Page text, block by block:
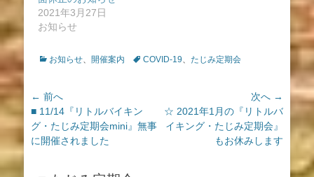
2021年3月27日
お知らせ
カ
リ
ー
お知らせ、 開催案内
タ COVID-19、 たじみ定期会
投
稿
ナ
ビ
← 前へ
前
の
投
■ 11/14『リトルバイキン
グ・たじみ定期会mini』無事
に開催されました
次へ →
次
の
☆ 2021年1月の『リトルバ
イキング・たじみ定期会』
もお休みします